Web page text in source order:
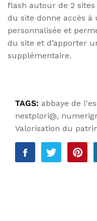
flash autour de 2
du site donne accès à
personnalisée et
du site et d’apporter
supplémentaire.
TAGS: abbaye de
nestplori@,
Valorisation du